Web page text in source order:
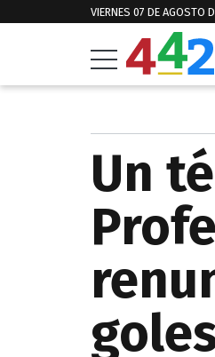
VIERNES 07 DE AGOSTO
Un